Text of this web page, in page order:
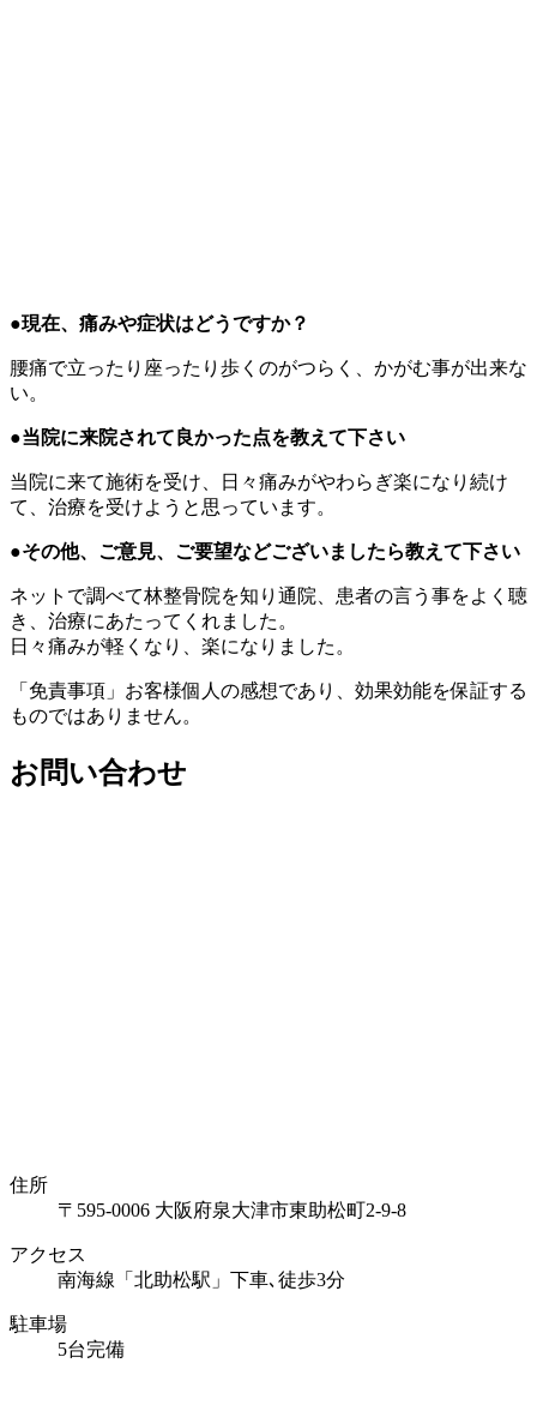
●現在、痛みや症状はどうですか？
腰痛で立ったり座ったり歩くのがつらく、かがむ事が出来な
い。
●当院に来院されて良かった点を教えて下さい
当院に来て施術を受け、日々痛みがやわらぎ楽になり続け
て、治療を受けようと思っています。
●その他、ご意見、ご要望などございましたら教えて下さい
ネットで調べて林整骨院を知り通院、患者の言う事をよく聴
き、治療にあたってくれました。
日々痛みが軽くなり、楽になりました。
「免責事項」お客様個人の感想であり、効果効能を保証する
ものではありません。
お問い合わせ
住所
〒595-0006 大阪府泉大津市東助松町2-9-8
アクセス
南海線「北助松駅」下車､徒歩3分
駐車場
5台完備